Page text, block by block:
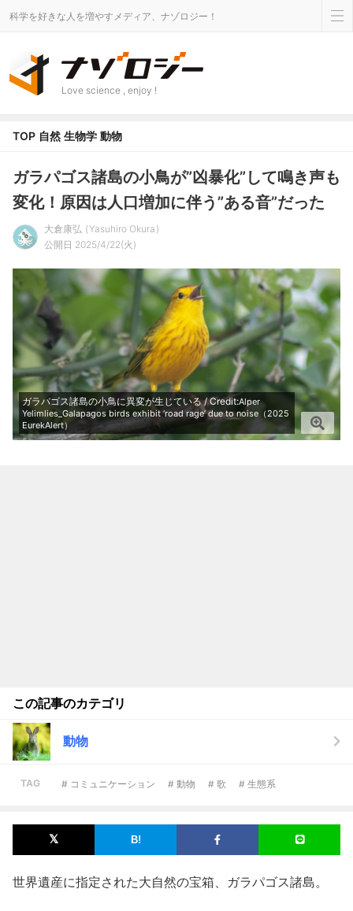
科学を好きな人を増やすメディア、ナゾロジー！
Love science , enjoy !
TOP 自然 生物学 動物
ガラパゴス諸島の小鳥が”凶暴化”して鳴き声も
変化！原因は人口増加に伴う”ある音”だった
大倉康弘
Yasuhiro Okura
公開日 2025/4/22(火)
ガラパゴス諸島の小鳥に異変が生じている / Credit:Alper
Yelimlies_Galapagos birds exhibit ‘road rage’ due to noise（2025
EurekAlert）
この記事のカテゴリ
動物
TAG # コミュニケーション # 動物 # 歌 # 生態系
世界遺産に指定された大自然の宝箱、ガラパゴス諸島。